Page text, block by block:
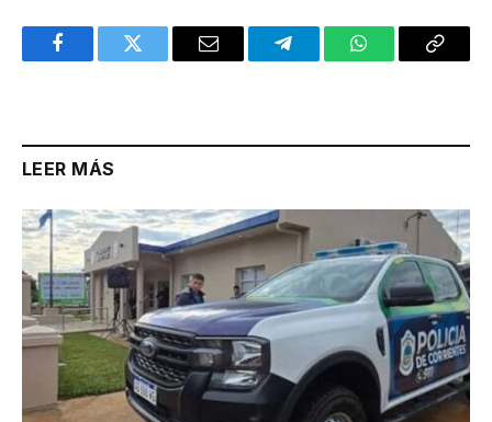
FacebookTwitter Email TelegramWhatsAppCopy
LEER MÁS